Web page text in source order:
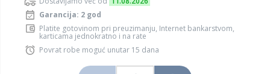
Garancija: 2 god
Platite gotovinom pri preuzimanju, Internet bankarstvom,
karticama jednokratno i na rate
Povrat robe moguć unutar 15 dana